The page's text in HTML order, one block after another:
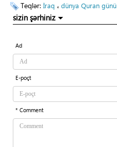
Teqlər: İraq ، dünya Quran günü
sizin şərhiniz
Ad
E-poçt
* Comment